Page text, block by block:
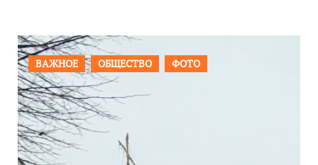
ПРОИСШЕСТВИЯ ФОТО